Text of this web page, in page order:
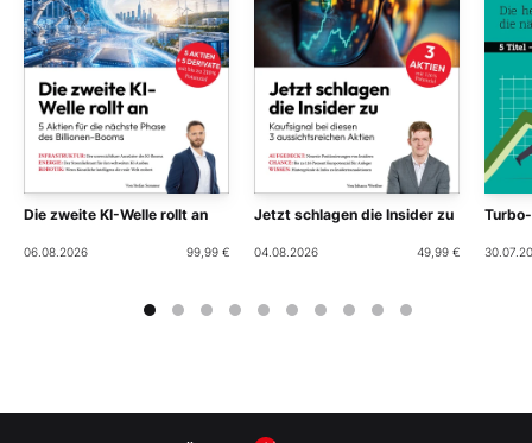
Die zweite KI-Welle rollt an
06.08.2026 99,99 €
Jetzt schlagen die Insider zu
04.08.2026 49,99 €